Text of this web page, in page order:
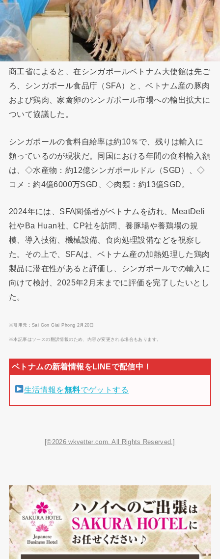
商工省によると、在シンガポールベトナム大使館は先ご
ろ、シンガポール食品庁（SFA）と、ベトナム産の豚肉
および鶏肉、家禽卵のシンガポール市場への輸出拡大に
ついて協議した。
シンガポールの食料自給率は約10％で、残りは輸入に
頼っているのが現状だ。同国における年間の食料輸入額
は、◇水産物：約12億シンガポールドル（SGD）、◇
コメ：約4億6000万SGD、◇肉類：約13億SGD。
2024年には、SFA関係者がベトナムを訪れ、MeatDeli
社やBa Huan社、CP社を訪問、養豚場や養鶏場の規
模、導入技術、機械設備、食肉処理設備などを視察し
た。その上で、SFAは、ベトナム産の加熱処理した鶏肉
製品に潜在性があると評価し、シンガポールでの輸入に
向けて検討、2025年2月末までに評価を完了したいとし
た。
※引用元：Sai Gon Giai Phong 2月20日
※本記事はソースの翻訳情報のため、内容が変更される場合もあります。
生活情報を無料でゲットする
[©2026 wkvetter.com. All Rights Reserved.]